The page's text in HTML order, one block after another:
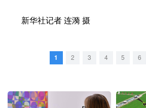
吉林 上海
山东 河南 湖北
新华社记者 连漪 摄
1 2 3 4 5 6